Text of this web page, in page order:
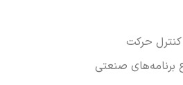
حرکت
برنامه‌های صنعتی